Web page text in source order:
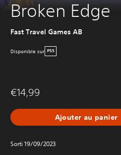
Broken Edge
Fast Travel Games AB
Disponible sur PS5
€14,99
Ajouter au panier
Sorti 19/09/2023